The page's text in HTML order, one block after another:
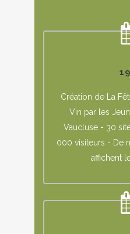
Création de La
Vin par les
Vaucluse - 30
000 visiteurs - De
affichent